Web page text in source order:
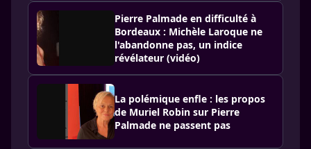
Pierre Palmade en difficulté à
Bordeaux : Michèle Laroque ne
l'abandonne pas, un indice
révélateur (vidéo)
La polémique enfle : les propos
de Muriel Robin sur Pierre
Palmade ne passent pas